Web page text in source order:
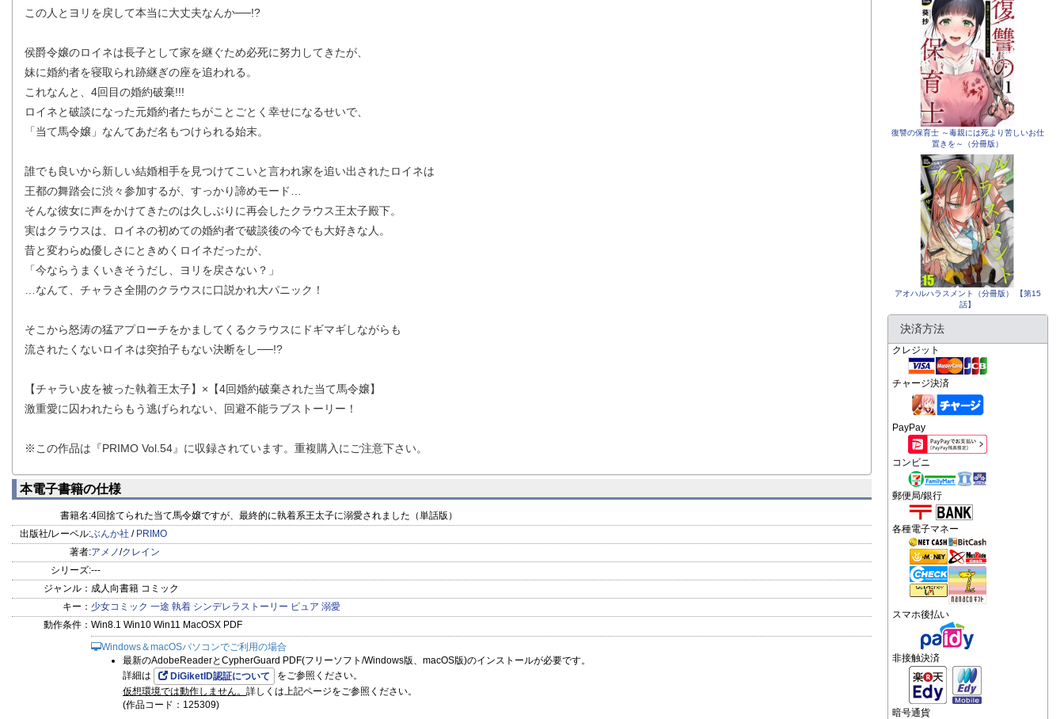
この人とヨリを戻して本当に大丈夫なんか──!?
侯爵令嬢のロイネは長子として家を継ぐため必死に努力してきたが、
妹に婚約者を寝取られ跡継ぎの座を追われる。
これなんと、4回目の婚約破棄!!!
ロイネと破談になった元婚約者たちがことごとく幸せになるせいで、
「当て馬令嬢」なんてあだ名もつけられる始末。
誰でも良いから新しい結婚相手を見つけてこいと言われ家を追い出されたロイネは
王都の舞踏会に渋々参加するが、すっかり諦めモード…
そんな彼女に声をかけてきたのは久しぶりに再会したクラウス王太子殿下。
実はクラウスは、ロイネの初めての婚約者で破談後の今でも大好きな人。
昔と変わらぬ優しさにときめくロイネだったが、
「今ならうまくいきそうだし、ヨリを戻さない？」
…なんて、チャラさ全開のクラウスに口説かれ大パニック！
そこから怒涛の猛アプローチをかましてくるクラウスにドギマギしながらも
流されたくないロイネは突拍子もない決断をし──!?
【チャラい皮を被った執着王太子】×【4回婚約破棄された当て馬令嬢】
激重愛に囚われたらもう逃げられない、回避不能ラブストーリー！
※この作品は『PRIMO Vol.54』に収録されています。重複購入にご注意下さい。
本電子書籍の仕様
書籍名:4回捨てられた当て馬令嬢ですが、最終的に執着系王太子に溺愛されました（単話版）
出版社/レーベル:ぶんか社 / PRIMO
著者:アメノ/クレイン
シリーズ:---
ジャンル： 成人向書籍 コミック
キー： 少女コミック 一途 執着 シンデレラストーリー ピュア 溺愛
動作条件： Win8.1 Win10 Win11 MacOSX PDF
Windows＆macOSパソコンでご利用の場合
最新のAdobeReaderとCypherGuard PDF(フリーソフト/Windows版、macOS版)のインストールが必要です。
詳細は
DiGiketID認証について
をご参照ください。
仮想環境では動作しません。 詳しくは上記ページをご参照ください。
(作品コード：125309)
復讐の保育士 ～毒親には死より苦しいお仕
置きを～（分冊版）
アオハルハラスメント（分冊版） 【第15
話】
決済方法
クレジット
チャージ決済
PayPay
コンビニ
郵便局/銀行
各種電子マネー
スマホ後払い
非接触決済
暗号通貨